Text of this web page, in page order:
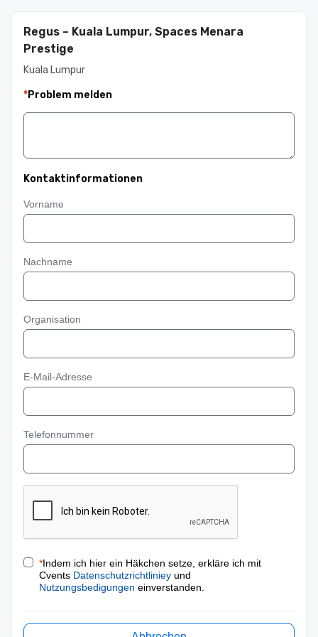
Regus – Kuala Lumpur, Spaces Menara
Prestige
Kuala Lumpur
*Problem melden
Kontaktinformationen
Vorname
Nachname
Organisation
E-Mail-Adresse
Telefonnummer
*Indem ich hier ein Häkchen setze, erkläre ich mit
Cvents Datenschutzrichtliniey und
Nutzungsbedigungen einverstanden.